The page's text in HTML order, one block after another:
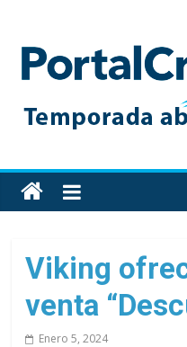
content
Toda
la
de
cruceros
en
Viking
venta
Enero 5, 2024